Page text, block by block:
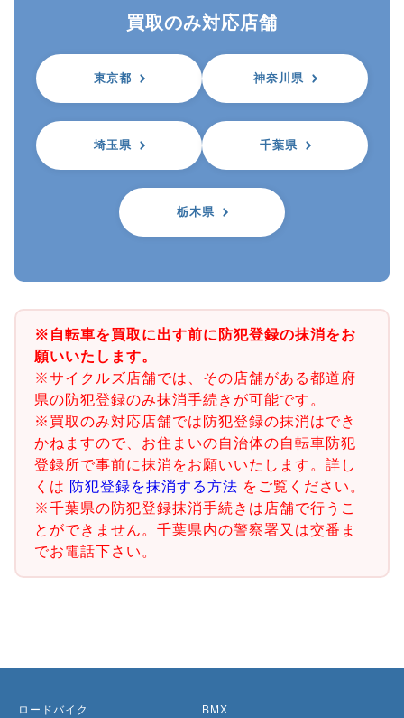
買取のみ対応店舗
東京都 神奈川県
埼玉県 千葉県
栃木県
※自転車を買取に出す前に防犯登録の抹消をお
願いいたします。
※サイクルズ店舗では、その店舗がある都道府
県の防犯登録のみ抹消手続きが可能です。
※買取のみ対応店舗では防犯登録の抹消はでき
かねますので、お住まいの自治体の自転車防犯
登録所で事前に抹消をお願いいたします。詳し
くは 防犯登録を抹消する方法 をご覧ください。
※千葉県の防犯登録抹消手続きは店舗で行うこ
とができません。千葉県内の警察署又は交番ま
でお電話下さい。
ロードバイク BMX